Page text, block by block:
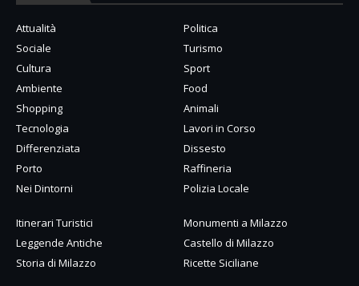
Attualità
Politica
Sociale
Turismo
Cultura
Sport
Ambiente
Food
Shopping
Animali
Tecnologia
Lavori in Corso
Differenziata
Dissesto
Porto
Raffineria
Nei Dintorni
Polizia Locale
Itinerari Turistici
Monumenti a Milazzo
Leggende Antiche
Castello di Milazzo
Storia di Milazzo
Ricette Siciliane